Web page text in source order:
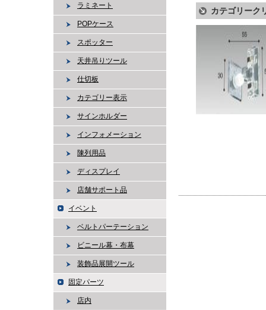
ラミネート
POPケース
スポッター
天井吊りツール
仕切板
カテゴリー表示
サインホルダー
インフォメーション
陳列用品
ディスプレイ
店舗サポート品
イベント
ベルトパーテーション
ビニール幕・布幕
装飾品展開ツール
固定パーツ
店内
カテゴリーク